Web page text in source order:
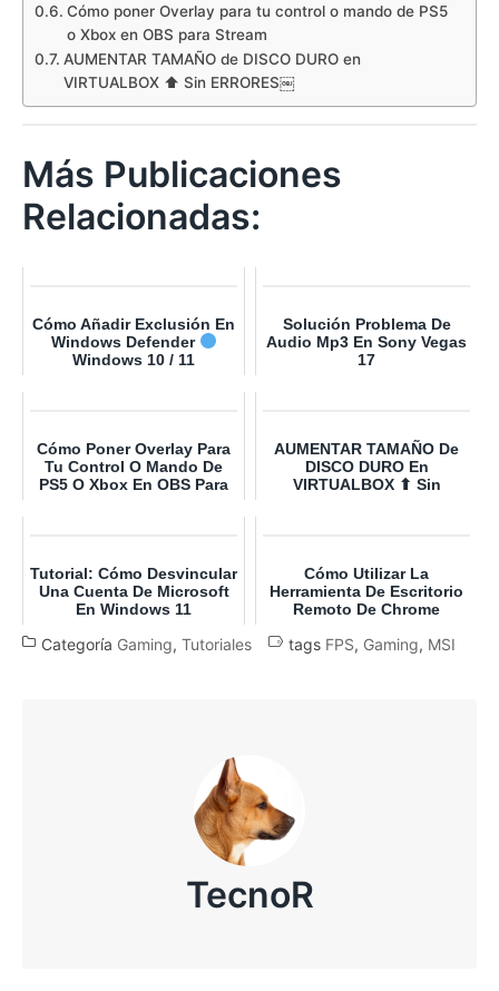
Cómo poner Overlay para tu control o mando de PS5
o Xbox en OBS para Stream
AUMENTAR TAMAÑO de DISCO DURO en
VIRTUALBOX ⬆ Sin ERRORES￼
Más Publicaciones
Relacionadas:
Cómo Añadir Exclusión En
Windows Defender
Windows 10 / 11
Solución Problema De
Audio Mp3 En Sony Vegas
17
Cómo Poner Overlay Para
Tu Control O Mando De
PS5 O Xbox En OBS Para
AUMENTAR TAMAÑO De
DISCO DURO En
VIRTUALBOX ⬆ Sin
Tutorial: Cómo Desvincular
Una Cuenta De Microsoft
En Windows 11
Cómo Utilizar La
Herramienta De Escritorio
Remoto De Chrome
Categoría Gaming, Tutoriales tags FPS, Gaming, MSI
TecnoR